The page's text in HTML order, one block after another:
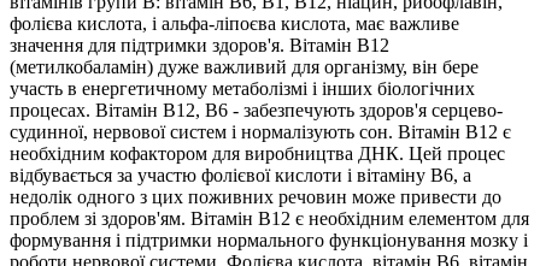
фолієва кислота, і альфа-ліпоєва кислота, має важливе
значення для підтримки здоров'я. Вітамін В12
(метилкобаламін) дуже важливий для організму, він бере
участь в енергетичному метаболізмі і інших біологічних
процесах. Вітамін В12, В6 - забезпечують здоров'я серцево-
судинної, нервової систем і нормалізують сон. Вітамін B12 є
необхідним кофактором для виробництва ДНК. Цей процес
відбувається за участю фолієвої кислоти і вітаміну В6, а
недолік одного з цих поживних речовин може привести до
проблем зі здоров'ям. Вітамін В12 є необхідним елементом для
формування і підтримки нормального функціонування мозку і
роботи нервової системи. Фолієва кислота, вітамін В6, вітамін